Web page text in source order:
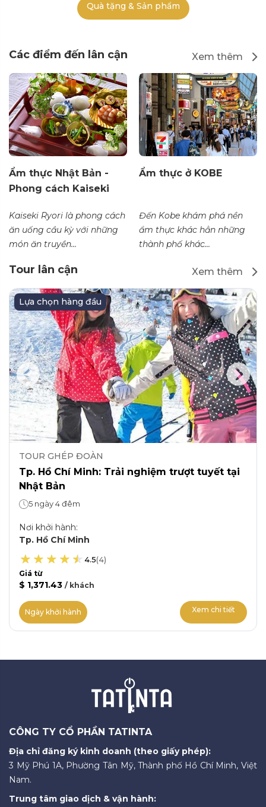
Quà tặng & Sản phẩm
Các điểm đến lân cận Xem thêm
Ẩm thực Nhật Bản -
Phong cách Kaiseki
Kaiseki Ryori là phong cách
ăn uống cầu kỳ với những
món ăn truyền...
Ẩm thực ở KOBE
Đến Kobe khám phá nền
ẩm thực khác hẳn những
thành phố khác...
Tour lân cận Xem thêm
Lựa chọn hàng đầu
TOUR GHÉP ĐOÀN
Tp. Hồ Chí Minh: Trải nghiệm trượt tuyết tại
Nhật Bản
5 ngày 4 đêm
Nơi khởi hành:
Tp. Hồ Chí Minh
4.5(4)
Giá từ
$ 1,371.43 / khách
Ngày khởi hành Xem chi tiết
CÔNG TY CỔ PHẦN TATINTA
Địa chỉ đăng ký kinh doanh (theo giấy phép):
3 Mỹ Phú 1A, Phường Tân Mỹ, Thành phố Hồ Chí Minh, Việt
Nam.
Trung tâm giao dịch & vận hành: